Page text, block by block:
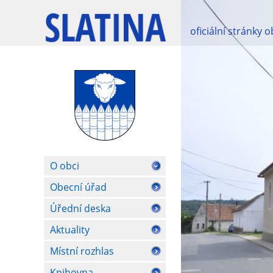
O obci
Obecní úřad
Úřední deska
Aktuality
Místní rozhlas
oficiální stránky